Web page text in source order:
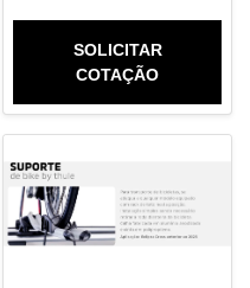
SOLICITAR
COTAÇÃO